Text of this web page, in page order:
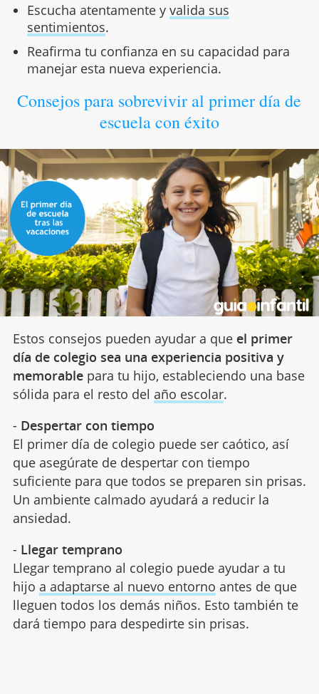
Escucha atentamente y valida sus
sentimientos.
Reafirma tu confianza en su capacidad para
manejar esta nueva experiencia.
Consejos para sobrevivir al primer día de
escuela con éxito
Estos consejos pueden ayudar a que el primer
día de colegio sea una experiencia positiva y
memorablepara tu hijo, estableciendo una base
sólida para el resto del año escolar.
- Despertar con tiempo
El primer día de colegio puede ser caótico, así
que asegúrate de despertar con tiempo
suficiente para que todos se preparen sin prisas.
Un ambiente calmado ayudará a reducir la
ansiedad.
- Llegar temprano
Llegar temprano al colegio puede ayudar a tu
hijo a adaptarse al nuevo entorno antes de que
lleguen todos los demás niños. Esto también te
dará tiempo para despedirte sin prisas.